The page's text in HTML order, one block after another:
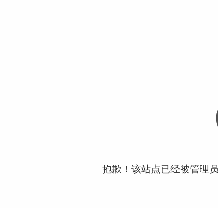
抱歉！该站点已经被管理